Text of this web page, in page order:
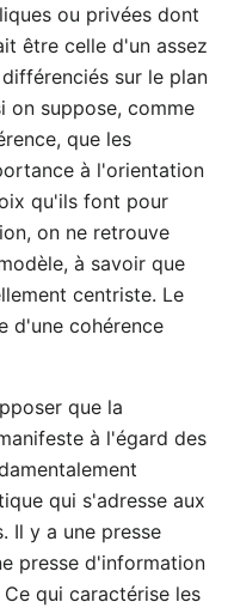
ou privées dont
être celle d'un assez
sur le plan
on suppose, comme
que les
à l'orientation
qu'ils font pour
on ne retrouve
à savoir que
centriste. Le
d'une cohérence
que la
à l'égard des
qui s'adresse aux
Il y a une presse
presse d'information
qui caractérise les